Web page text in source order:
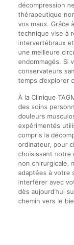
décompression
thérapeutique
vos maux. Grâce
technique vise à
intervertébraux
une meilleure
endommagés. Si
conservateurs
temps d’explorer
À la Clinique
des soins
douleurs
expérimentés
compris la
ordinateur, pour
choisissant notre
non chirurgicale,
adaptées à votre
interférer avec
dès aujourd’hui
chemin vers le